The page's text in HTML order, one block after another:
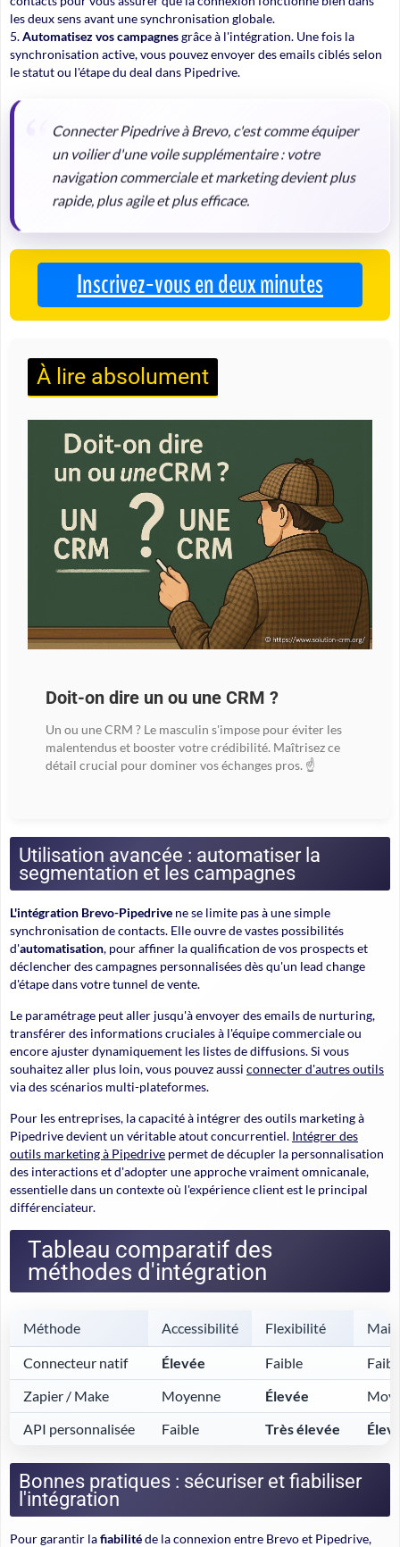
les deux sens avant une synchronisation globale.
Automatisez vos campagnesgrâce à l'intégration. Une fois la
synchronisation active, vous pouvez envoyer des emails ciblés selon
le statut ou l'étape du deal dans Pipedrive.
Connecter Pipedrive à Brevo, c'est comme équiper
un voilier d'une voile supplémentaire : votre
navigation commerciale et marketing devient plus
rapide, plus agile et plus efficace.
Inscrivez-vous en deux minutes
À lire absolument
Doit-on dire un ou une CRM ?
Un ou une CRM ? Le masculin s'impose pour éviter les
malentendus et booster votre crédibilité. Maîtrisez ce
détail crucial pour dominer vos échanges pros. ☝️
Utilisation avancée : automatiser la
segmentation et les campagnes
L'intégration Brevo-Pipedrive ne se limite pas à une simple
synchronisation de contacts. Elle ouvre de vastes possibilités
d'automatisation, pour affiner la qualification de vos prospects et
déclencher des campagnes personnalisées dès qu'un lead change
d'étape dans votre tunnel de vente.
Le paramétrage peut aller jusqu'à envoyer des emails de nurturing,
transférer des informations cruciales à l'équipe commerciale ou
encore ajuster dynamiquement les listes de diffusions. Si vous
souhaitez aller plus loin, vous pouvez aussi connecter d'autres outils
via des scénarios multi-plateformes.
Pour les entreprises, la capacité à intégrer des outils marketing à
Pipedrivedevient un véritable atout concurrentiel. Intégrer des
outils marketing à Pipedrive permet de décupler la personnalisation
des interactions et d'adopter une approche vraiment omnicanale,
essentielle dans un contexte où l'expérience client est le principal
différenciateur.
Tableau comparatif des
méthodes d'intégration
Méthode Accessibilité Flexibilité
Connecteur natif Élevée Faible
Zapier / Make
Moyenne Élevée
API personnalisée
Faible Très élevée
Bonnes pratiques : sécuriser et fiabiliser
l'intégration
Pour garantir lafiabilitéde la connexion entre Brevo et Pipedrive,